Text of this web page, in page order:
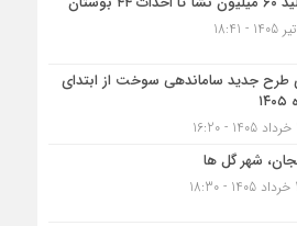
طرح جدید ساماندهی سوخت از ابتدای
شهر گل ها